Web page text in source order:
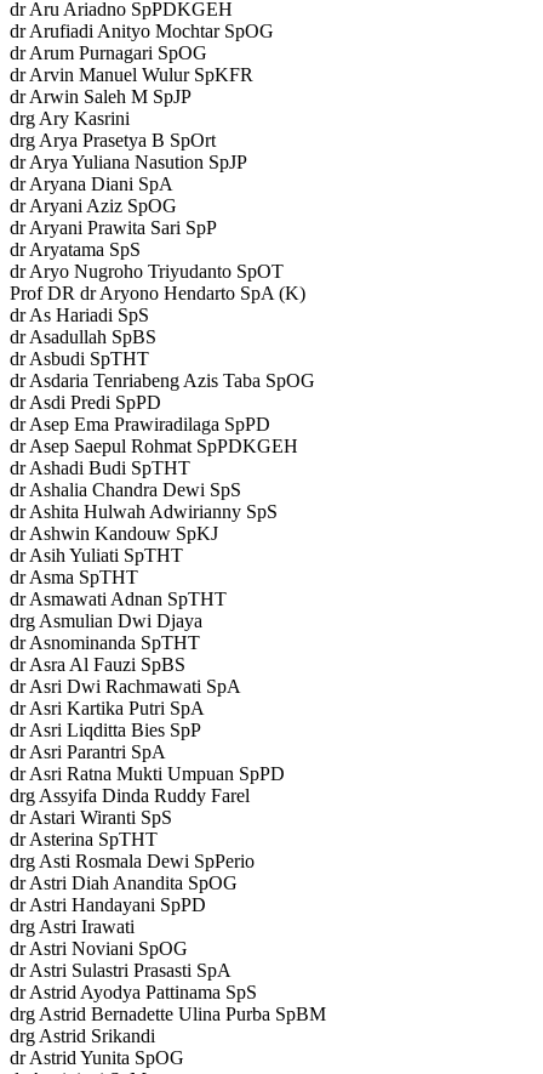
dr Aru Ariadno SpPDKGEH
dr Arufiadi Anityo Mochtar SpOG
dr Arum Purnagari SpOG
dr Arvin Manuel Wulur SpKFR
dr Arwin Saleh M SpJP
drg Ary Kasrini
drg Arya Prasetya B SpOrt
dr Arya Yuliana Nasution SpJP
dr Aryana Diani SpA
dr Aryani Aziz SpOG
dr Aryani Prawita Sari SpP
dr Aryatama SpS
dr Aryo Nugroho Triyudanto SpOT
Prof DR dr Aryono Hendarto SpA (K)
dr As Hariadi SpS
dr Asadullah SpBS
dr Asbudi SpTHT
dr Asdaria Tenriabeng Azis Taba SpOG
dr Asdi Predi SpPD
dr Asep Ema Prawiradilaga SpPD
dr Asep Saepul Rohmat SpPDKGEH
dr Ashadi Budi SpTHT
dr Ashalia Chandra Dewi SpS
dr Ashita Hulwah Adwirianny SpS
dr Ashwin Kandouw SpKJ
dr Asih Yuliati SpTHT
dr Asma SpTHT
dr Asmawati Adnan SpTHT
drg Asmulian Dwi Djaya
dr Asnominanda SpTHT
dr Asra Al Fauzi SpBS
dr Asri Dwi Rachmawati SpA
dr Asri Kartika Putri SpA
dr Asri Liqditta Bies SpP
dr Asri Parantri SpA
dr Asri Ratna Mukti Umpuan SpPD
drg Assyifa Dinda Ruddy Farel
dr Astari Wiranti SpS
dr Asterina SpTHT
drg Asti Rosmala Dewi SpPerio
dr Astri Diah Anandita SpOG
dr Astri Handayani SpPD
drg Astri Irawati
dr Astri Noviani SpOG
dr Astri Sulastri Prasasti SpA
dr Astrid Ayodya Pattinama SpS
drg Astrid Bernadette Ulina Purba SpBM
drg Astrid Srikandi
dr Astrid Yunita SpOG